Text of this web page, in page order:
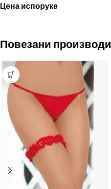
Цена испоруке
Повезани производи